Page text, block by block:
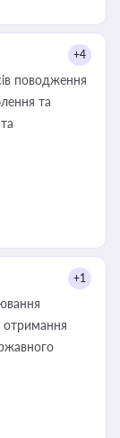
+4
поводження
та
+1
отримання